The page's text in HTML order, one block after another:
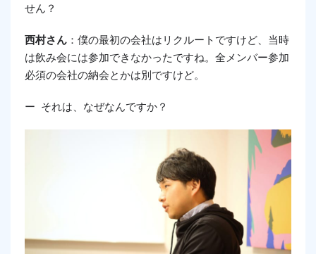
せん？
西村さん ：僕の最初の会社はリクルートですけど、当時
は飲み会には参加できなかったですね。全メンバー参加
必須の会社の納会とかは別ですけど。
ー それは、なぜなんですか？